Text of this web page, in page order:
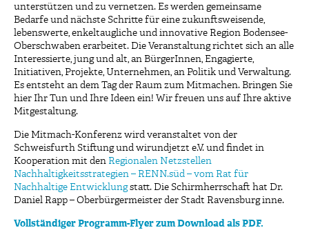
unterstützen und zu vernetzen. Es werden gemeinsame
Bedarfe und nächste Schritte für eine zukunftsweisende,
lebenswerte, enkeltaugliche und innovative Region Bodensee-
Oberschwaben erarbeitet. Die Veranstaltung richtet sich an alle
Interessierte, jung und alt, an BürgerInnen, Engagierte,
Initiativen, Projekte, Unternehmen, an Politik und Verwaltung.
Es entsteht an dem Tag der Raum zum Mitmachen. Bringen Sie
hier Ihr Tun und Ihre Ideen ein! Wir freuen uns auf Ihre aktive
Mitgestaltung.
Die Mitmach-Konferenz wird veranstaltet von der
Schweisfurth Stiftung und wirundjetzt e.V. und findet in
Kooperation mit den Regionalen Netzstellen
Nachhaltigkeitsstrategien – RENN.süd – vom Rat für
Nachhaltige Entwicklungstatt. Die Schirmherrschaft hat Dr.
Daniel Rapp – Oberbürgermeister der Stadt Ravensburg inne.
Vollständiger Programm-Flyer zum Download als PDF.